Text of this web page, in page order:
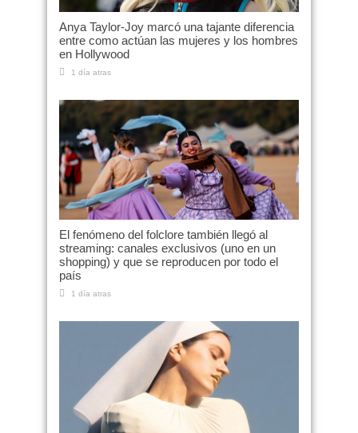
Anya Taylor-Joy marcó una tajante diferencia
entre como actúan las mujeres y los hombres
en Hollywood
1 día atras
El fenómeno del folclore también llegó al
streaming: canales exclusivos (uno en un
shopping) y que se reproducen por todo el
país
1 día atras